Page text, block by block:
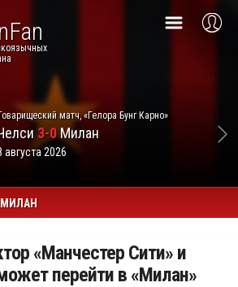
матч, «Гелора Бунг Карно»
3-0Милан
августа 2026
МИЛАН
«Манчестер Сити» и
перейти в «Милан»